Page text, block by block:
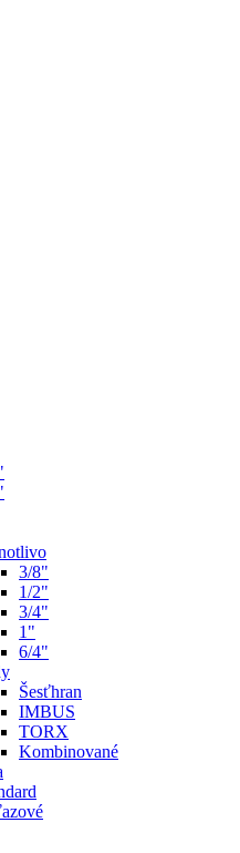
3/8"
1/2"
3/4"
1"
6/4"
Šesťhran
IMBUS
TORX
Kombinované